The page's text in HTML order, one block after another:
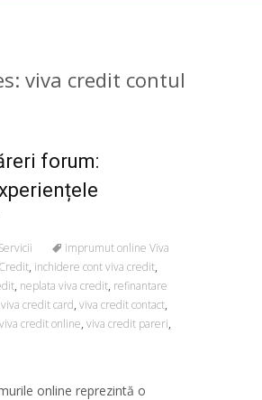
viva credit contul
forum:
imprumut online Viva
, inchidere cont viva credit,
, neplata viva credit, refinantare
viva credit card, viva credit contact,
viva credit online, viva credit pareri,
online reprezintă o